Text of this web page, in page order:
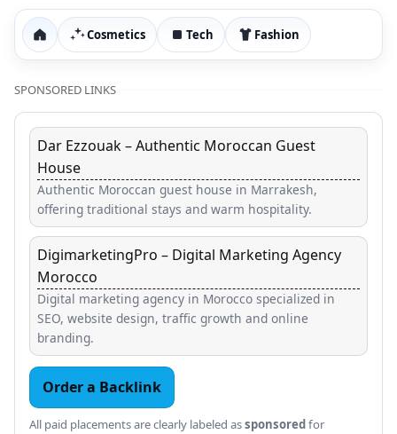
Home Cosmetics Tech Fashion
SPONSORED LINKS
Dar Ezzouak – Authentic Moroccan Guest
House
Authentic Moroccan guest house in Marrakesh,
offering traditional stays and warm hospitality.
DigimarketingPro – Digital Marketing Agency
Morocco
Digital marketing agency in Morocco specialized in
SEO, website design, traffic growth and online
branding.
Order a Backlink
All paid placements are clearly labeled assponsoredfor